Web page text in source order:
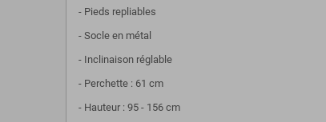
- Pieds repliables
- Socle en métal
- Inclinaison réglable
- Perchette : 61 cm
- Hauteur : 95 - 156 cm